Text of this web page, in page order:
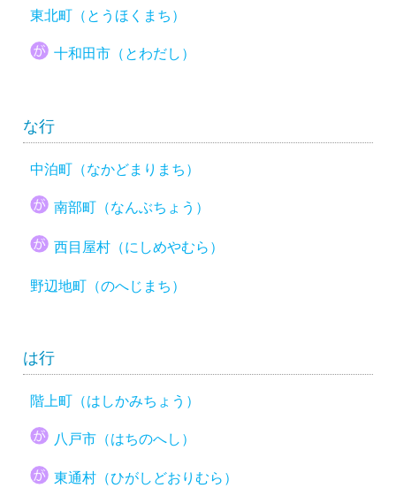
東北町（とうほくまち）
十和田市（とわだし）
な行
中泊町（なかどまりまち）
南部町（なんぶちょう）
西目屋村（にしめやむら）
野辺地町（のへじまち）
は行
階上町（はしかみちょう）
八戸市（はちのへし）
東通村（ひがしどおりむら）